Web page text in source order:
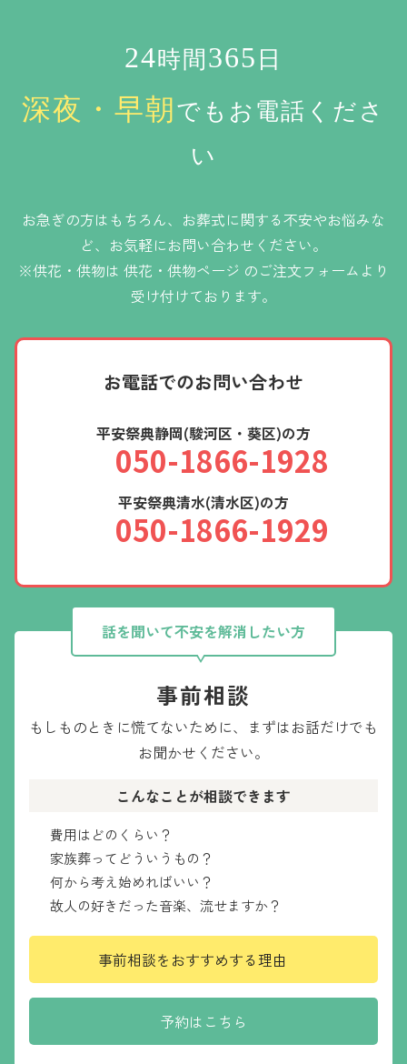
24時間 365 日
深夜・早朝でもお電話くださ
い
お急ぎの方はもちろん、お葬式に関する不安やお悩みな
ど、お気軽にお問い合わせください。
※供花・供物は 供花・供物ページ のご注文フォームより
受け付けております。
お電話でのお問い合わせ
平安祭典静岡(駿河区・葵区)の方
050-1866-1928
平安祭典清水(清水区)の方
050-1866-1929
話を聞いて不安を解消したい方
事前相談
もしものときに慌てないために、 まずはお話だけでも
お聞かせください。
こんなことが相談できます
費用はどのくらい？
家族葬ってどういうもの？
何から考え始めればいい？
故人の好きだった音楽、流せますか？
事前相談をおすすめする理由
予約はこちら